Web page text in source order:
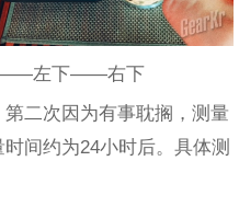
——左下——右下
二次因为有事耽搁，测量
间约为24小时后。具体测